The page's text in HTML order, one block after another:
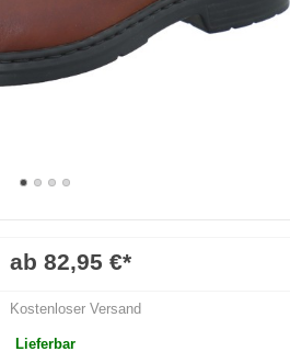
ab 82,95 €*
Kostenloser Versand
Lieferbar